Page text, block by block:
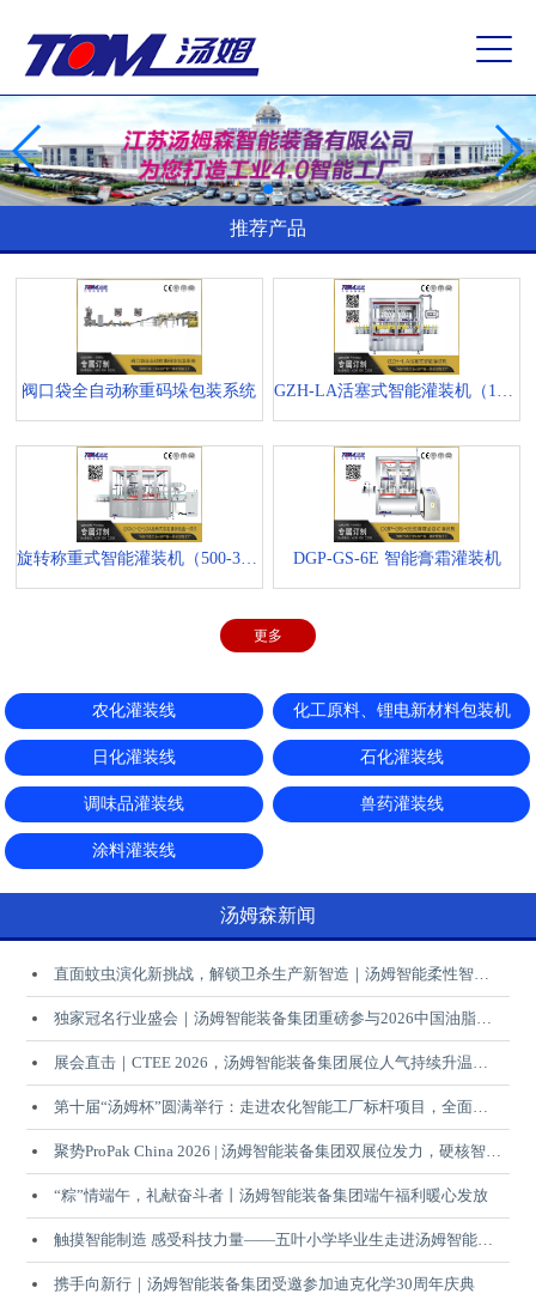
推荐产品
阀口袋全自动称重码垛包装系统 GZH-LA活塞式智能灌装机（1-5L）
旋转称重式智能灌装机（500-3000ml） DGP-GS-6E 智能膏霜灌装机
更多
农化灌装线 化工原料、锂电新材料包装机
日化灌装线 石化灌装线
调味品灌装线 兽药灌装线
涂料灌装线
汤姆森新闻
直面蚊虫演化新挑战，解锁卫杀生产新智造｜汤姆智能柔性智能解决方案赋能行业升级
独家冠名行业盛会｜汤姆智能装备集团重磅参与2026中国油脂液行业厂商大会，共启产业智能升级新未来
展会直击｜CTEE 2026，汤姆智能装备集团展位人气持续升温，诚邀您莅临现场交流！
第十届“汤姆杯”圆满举行：走进农化智能工厂标杆项目，全面见证汤姆智能装备集团EPCM综合实力
聚势ProPak China 2026 | 汤姆智能装备集团双展位发力，硬核智造成果赋能行业升级
“粽”情端午，礼献奋斗者丨汤姆智能装备集团端午福利暖心发放
触摸智能制造 感受科技力量——五叶小学毕业生走进汤姆智能装备集团开展研学实践活动
携手向新行｜汤姆智能装备集团受邀参加迪克化学30周年庆典